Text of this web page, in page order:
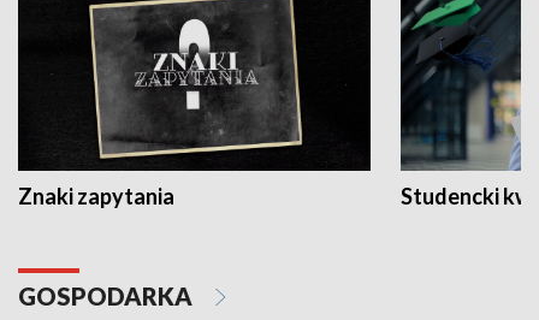
Znaki zapytania Studencki
GOSPODARKA